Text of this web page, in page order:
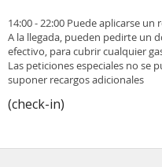
14:00 - 22:00 Puede aplicarse
A la llegada, pueden pedirte un
efectivo, para cubrir cualquier
Las peticiones especiales no se
suponer recargos adicionales
(check-in)